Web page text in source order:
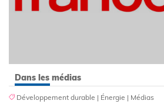
Dans les médias
Développement durable | Énergie | Médias